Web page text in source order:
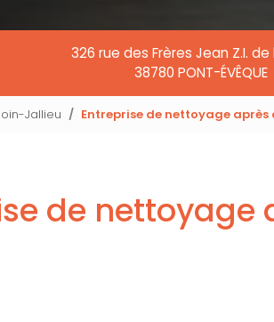
326 rue des Frères Jean Z.I.
38780 PONT-ÉVÊQUE
Jallieu Entreprise de nettoyage
de